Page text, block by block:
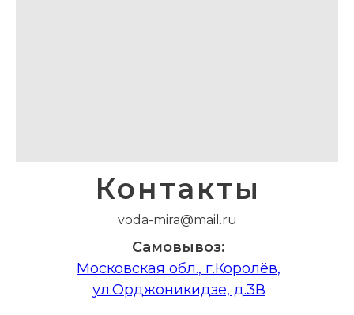
Контакты
voda-mira@mail.ru
Самовывоз:
Московская обл., г.Королёв,
ул.Орджоникидзе, д.3В